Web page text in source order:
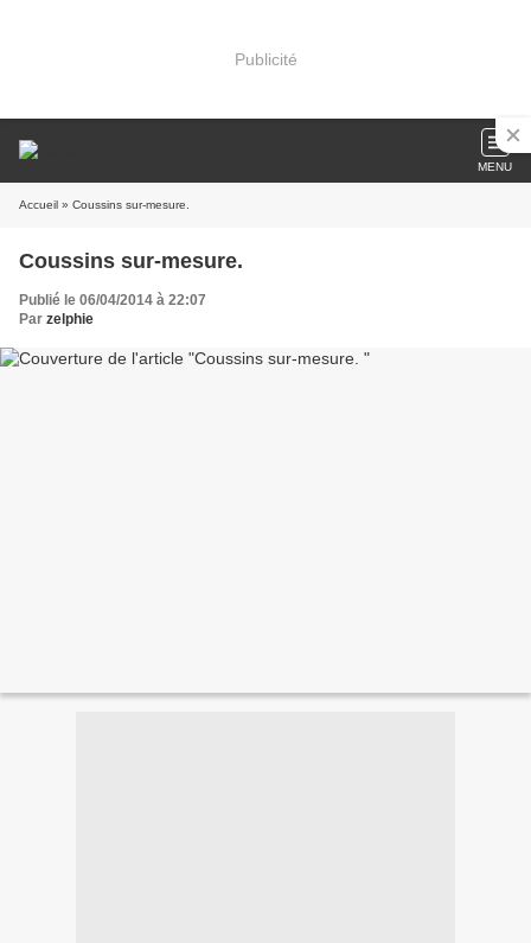
Publicité
MENU
Accueil » Coussins sur-mesure.
Coussins sur-mesure.
Publié le 06/04/2014 à 22:07
Par zelphie